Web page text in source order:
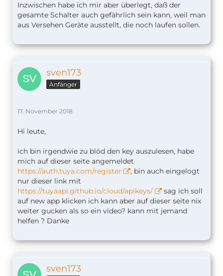
Inzwischen habe ich mir aber überlegt, daß der
gesamte Schalter auch gefährlich sein kann, weil man
aus Versehen Geräte ausstellt, die noch laufen sollen.
sven173
Anfänger
17. November 2018
Hi leute,
ich bin irgendwie zu blöd den key auszulesen, habe
mich auf dieser seite angemeldet
https://auth.tuya.com/register
, bin auch eingelogt
nur dieser link mit
https://tuyaapi.github.io/cloud/apikeys/
sag ich soll
auf new app klicken ich kann aber auf dieser seite nix
weiter gucken als so ein video? kann mit jemand
helfen ? Danke
sven173